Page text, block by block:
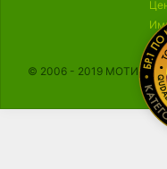
© 2006 - 2019 МОТИКА,